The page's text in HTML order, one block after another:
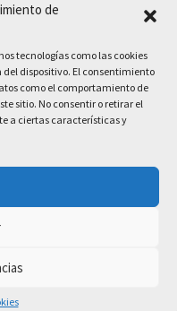
de
tecnologías como las cookies
dispositivo. El consentimiento
como el comportamiento de
sitio. No consentir o retirar el
a ciertas características y
los derechos reservados